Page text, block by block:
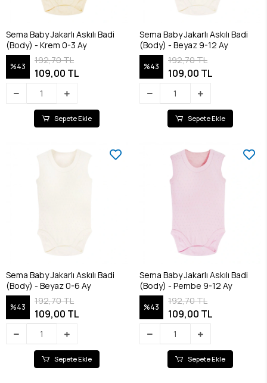
Sema Baby Jakarlı Askılı Badi
(Body) - Krem 0-3 Ay
%43
192,70 TL
109,00 TL
Sepete Ekle
Sema Baby Jakarlı Askılı Badi
(Body) - Beyaz 9-12 Ay
%43
192,70 TL
109,00 TL
Sepete Ekle
Sema Baby Jakarlı Askılı Badi
(Body) - Beyaz 0-6 Ay
%43
192,70 TL
109,00 TL
Sepete Ekle
Sema Baby Jakarlı Askılı Badi
(Body) - Pembe 9-12 Ay
%43
192,70 TL
109,00 TL
Sepete Ekle